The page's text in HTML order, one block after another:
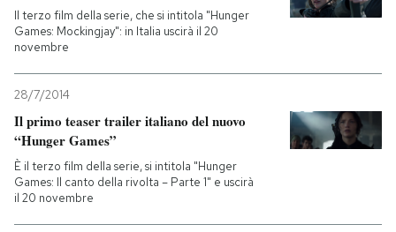
Il terzo film della serie, che si intitola "Hunger
Games: Mockingjay": in Italia uscirà il 20
novembre
28/7/2014
Il primo teaser trailer italiano del nuovo
“Hunger Games”
È il terzo film della serie, si intitola "Hunger
Games: Il canto della rivolta – Parte 1" e uscirà
il 20 novembre